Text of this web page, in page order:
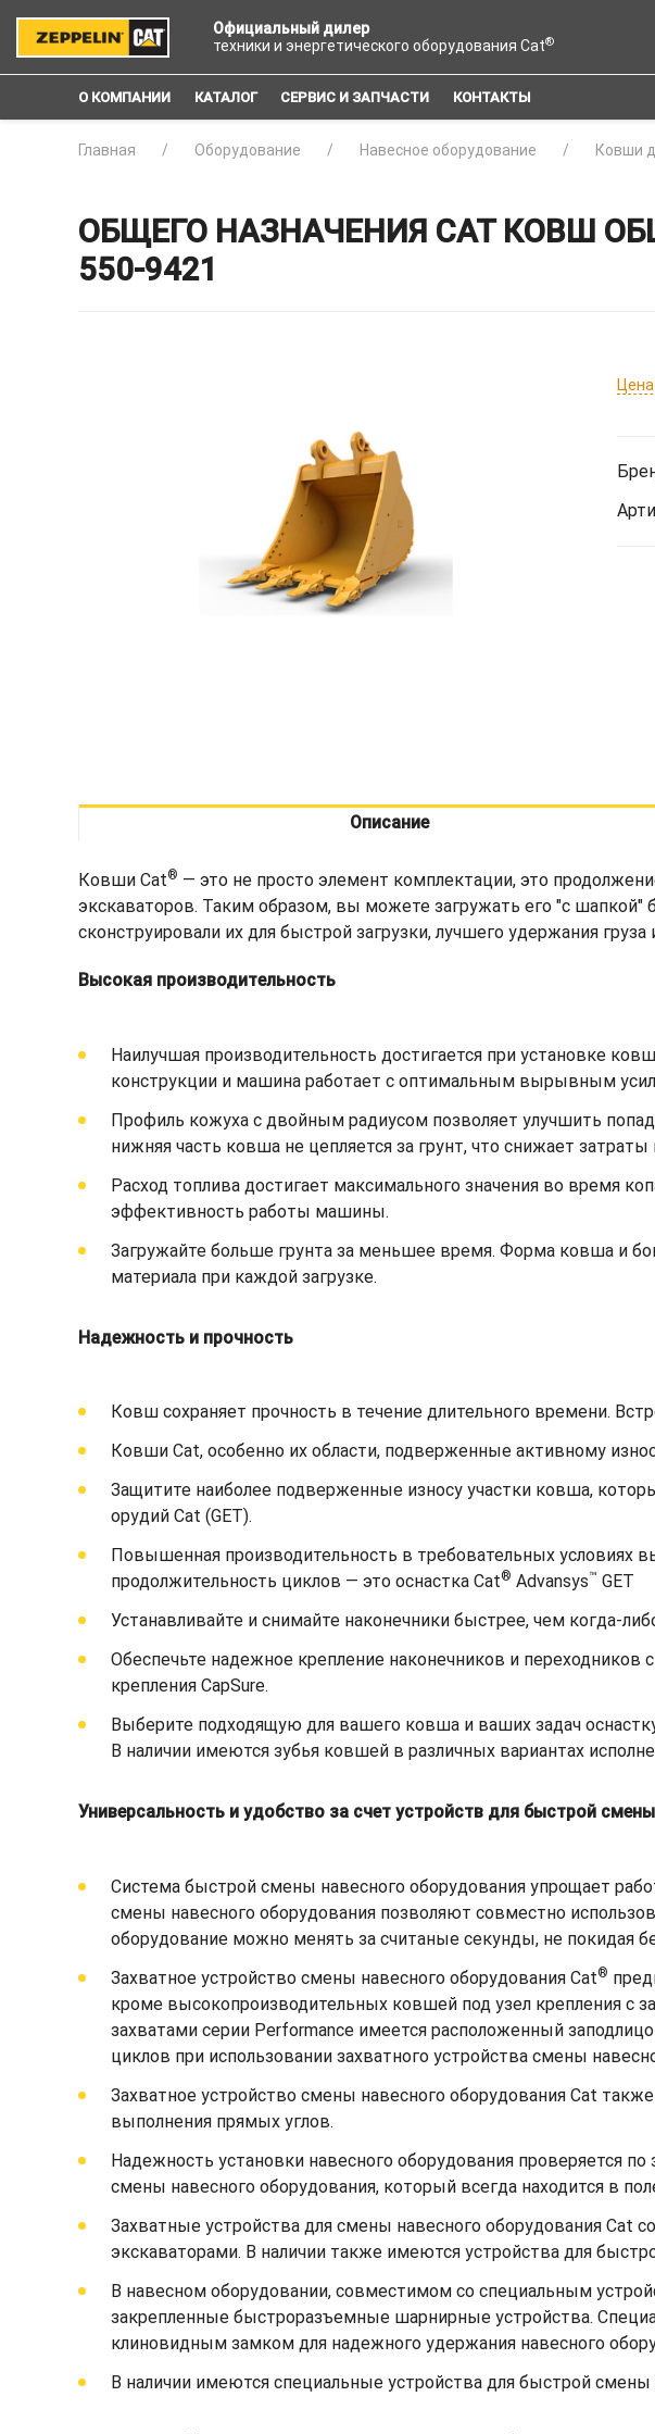
Официальный дилер
техники и энергетического оборудования Cat®
О КОМПАНИИ КАТАЛОГ СЕРВИС И ЗАПЧАСТИ КОНТАКТЫ
Главная Оборудование Навесное оборудование Ковши
ОБЩЕГО НАЗНАЧЕНИЯ CAT КОВШ
550-9421
Описание
Ковши Cat® — это не просто элемент комплектации, это
экскаваторов. Таким образом, вы можете загружать его "с
сконструировали их для быстрой загрузки, лучшего удержания
Высокая производительность
Наилучшая производительность достигается при установке
конструкции и машина работает с оптимальным вырывным
Профиль кожуха с двойным радиусом позволяет улучшить
нижняя часть ковша не цепляется за грунт, что снижает
Расход топлива достигает максимального значения во время
эффективность работы машины.
Загружайте больше грунта за меньшее время. Форма ковша и
материала при каждой загрузке.
Надежность и прочность
Ковш сохраняет прочность в течение длительного времени.
Ковши Cat, особенно их области, подверженные активному
Защитите наиболее подверженные износу участки ковша,
орудий Cat (GET).
Повышенная производительность в требовательных условиях
продолжительность циклов — это оснастка Cat® Advansys™ GET
Устанавливайте и снимайте наконечники быстрее, чем когда-
Обеспечьте надежное крепление наконечников и
крепления CapSure.
Выберите подходящую для вашего ковша и ваших задач
В наличии имеются зубья ковшей в различных вариантах
Универсальность и удобство за счет устройств для быстрой
Система быстрой смены навесного оборудования упрощает
смены навесного оборудования позволяют совместно
оборудование можно менять за считаные секунды, не покидая
Захватное устройство смены навесного оборудования Cat®
кроме высокопроизводительных ковшей под узел крепления с
захватами серии Performance имеется расположенный
циклов при использовании захватного устройства смены
Захватное устройство смены навесного оборудования Cat
выполнения прямых углов.
Надежность установки навесного оборудования проверяется
смены навесного оборудования, который всегда находится в
Захватные устройства для смены навесного оборудования
экскаваторами. В наличии также имеются устройства для
В навесном оборудовании, совместимом со специальным
закрепленные быстроразъемные шарнирные устройства.
клиновидным замком для надежного удержания навесного
В наличии имеются специальные устройства для быстрой смены